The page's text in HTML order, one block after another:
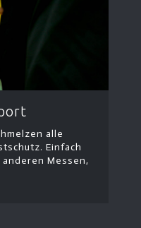
alle
Einfach
Messen,